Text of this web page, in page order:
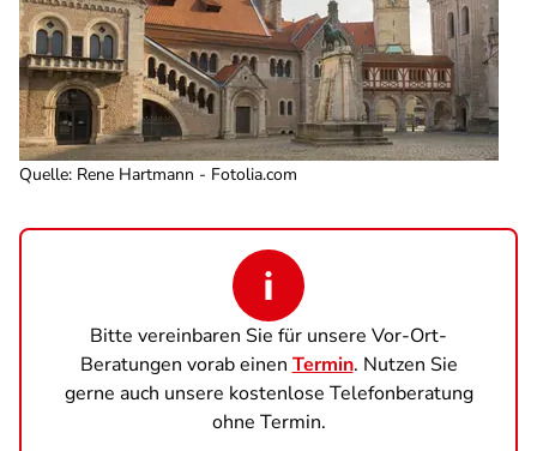
Quelle: Rene Hartmann - Fotolia.com
Bitte vereinbaren Sie für unsere Vor-Ort-
Beratungen vorab einen Termin. Nutzen Sie
gerne auch unsere kostenlose Telefonberatung
ohne Termin.